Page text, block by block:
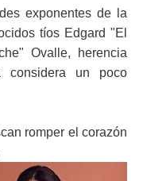
exponentes de la
tíos Edgard "El
Ovalle, herencia
considera un poco
romper el corazón